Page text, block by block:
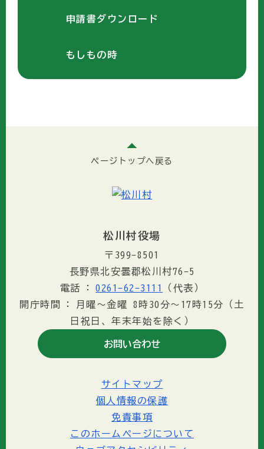
申請書ダウンロード
もしもの時
ページトップへ戻る
松川村役場
〒399-8501
長野県北安曇郡松川村76-5
電話
0261-62-3111
（代表）
開庁時間
月曜～金曜 8時30分〜17時15分（土
日祝日、年末年始を除く）
お問い合わせ
サイトマップ
個人情報の保護
免責事項
このホームページについて